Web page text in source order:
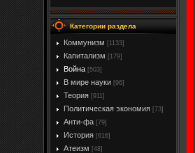
Категории раздела
Коммунизм [1133]
Капитализм [179]
Война [503]
В мире науки [96]
Теория [911]
Политическая экономия [73]
Анти-фа [79]
История [616]
Атеизм [48]